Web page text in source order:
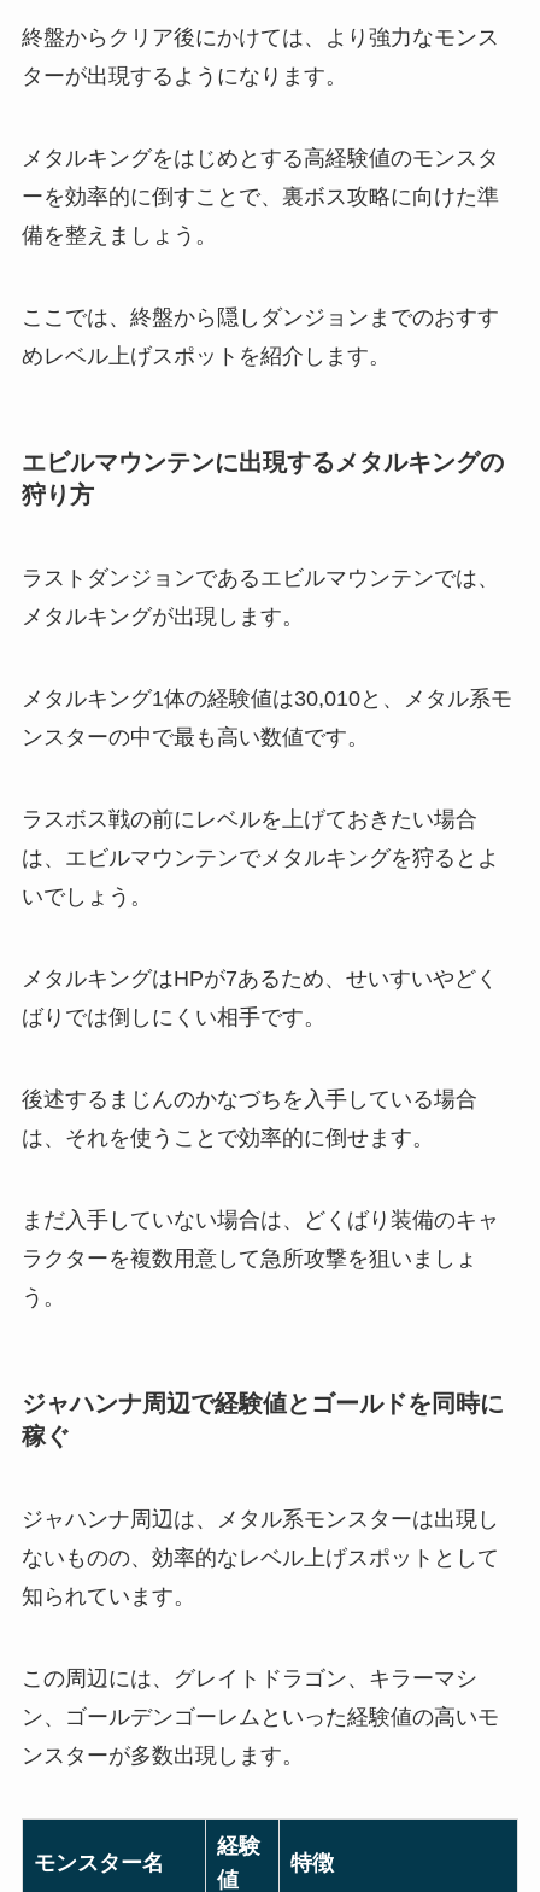
終盤からクリア後にかけては、より強力なモンス
ターが出現するようになります。
メタルキングをはじめとする高経験値のモンスタ
ーを効率的に倒すことで、裏ボス攻略に向けた準
備を整えましょう。
ここでは、終盤から隠しダンジョンまでのおすす
めレベル上げスポットを紹介します。
エビルマウンテンに出現するメタルキングの
狩り方
ラストダンジョンであるエビルマウンテンでは、
メタルキングが出現します。
メタルキング1体の経験値は30,010と、メタル系モ
ンスターの中で最も高い数値です。
ラスボス戦の前にレベルを上げておきたい場合
は、エビルマウンテンでメタルキングを狩るとよ
いでしょう。
メタルキングはHPが7あるため、せいすいやどく
ばりでは倒しにくい相手です。
後述するまじんのかなづちを入手している場合
は、それを使うことで効率的に倒せます。
まだ入手していない場合は、どくばり装備のキャ
ラクターを複数用意して急所攻撃を狙いましょ
う。
ジャハンナ周辺で経験値とゴールドを同時に
稼ぐ
ジャハンナ周辺は、メタル系モンスターは出現し
ないものの、効率的なレベル上げスポットとして
知られています。
この周辺には、グレイトドラゴン、キラーマシ
ン、ゴールデンゴーレムといった経験値の高いモ
ンスターが多数出現します。
モンスター名
経験
値
特徴